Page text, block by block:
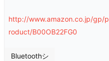
http://www.amazon.co.jp/gp/p
roduct/B00OB22FG0
Bluetoothシ